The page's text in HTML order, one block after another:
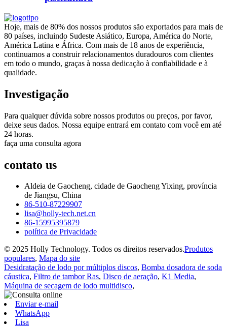
Hoje, mais de 80% dos nossos produtos são exportados para mais de
80 países, incluindo Sudeste Asiático, Europa, América do Norte,
América Latina e África. Com mais de 18 anos de experiência,
continuamos a construir relacionamentos duradouros com clientes
em todo o mundo, graças à nossa dedicação à confiabilidade e à
qualidade.
Investigação
Para qualquer dúvida sobre nossos produtos ou preços, por favor,
deixe seus dados. Nossa equipe entrará em contato com você em até
24 horas.
faça uma consulta agora
contato us
Aldeia de Gaocheng, cidade de Gaocheng Yixing, província
de Jiangsu, China
86-510-87229907
lisa@holly-tech.net.cn
86-15995395879
política de Privacidade
© 2025 Holly Technology. Todos os direitos reservados.Produtos
populares, Mapa do site
Desidratação de lodo por múltiplos discos, Bomba dosadora de soda
cáustica, Filtro de tambor Ras, Disco de aeração, K1 Media,
Máquina de secagem de lodo multidisco,
Enviar e-mail
WhatsApp
Lisa